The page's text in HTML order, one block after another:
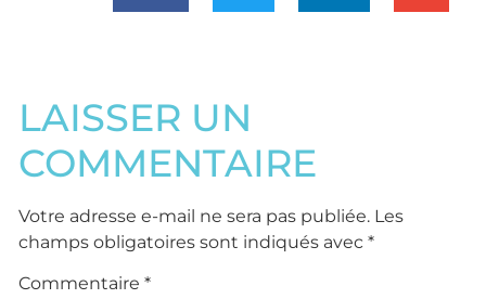
LAISSER UN
COMMENTAIRE
Votre adresse e-mail ne sera pas publiée. Les
champs obligatoires sont indiqués avec *
Commentaire *